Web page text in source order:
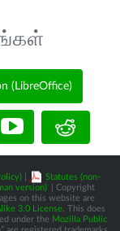
(LibreOffice)
Statutes (non-
version)
| Copyright
on this website are
3.0 License. This does
under the Mozilla Public